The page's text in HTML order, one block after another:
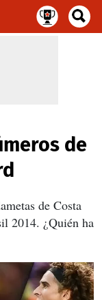
de
de Costa
2014. ¿Quién ha